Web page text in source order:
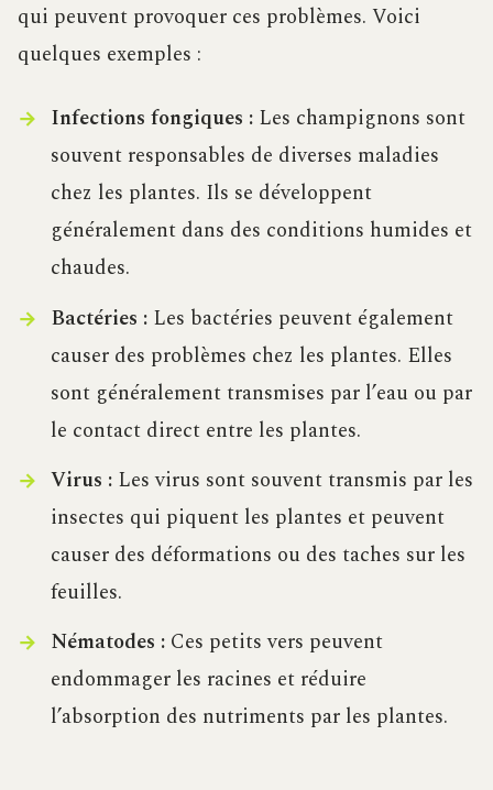
qui peuvent provoquer ces problèmes. Voici
quelques exemples :
Infections fongiques :Les champignons sont
souvent responsables de diverses maladies
chez les plantes. Ils se développent
généralement dans des conditions humides et
chaudes.
Bactéries :Les bactéries peuvent également
causer des problèmes chez les plantes. Elles
sont généralement transmises par l’eau ou par
le contact direct entre les plantes.
Virus :Les virus sont souvent transmis par les
insectes qui piquent les plantes et peuvent
causer des déformations ou des taches sur les
feuilles.
Nématodes :Ces petits vers peuvent
endommager les racines et réduire
l’absorption des nutriments par les plantes.